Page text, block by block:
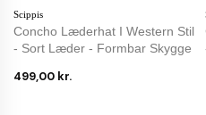
Scippis
Concho Læderhat I Western Stil
- Sort Læder - Formbar Skygge
499,00 kr.